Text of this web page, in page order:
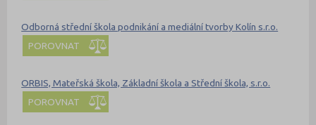
Odborná střední škola podnikání a mediální tvorby Kolín s.r.o.
POROVNAT
ORBIS, Mateřská škola, Základní škola a Střední škola, s.r.o.
POROVNAT